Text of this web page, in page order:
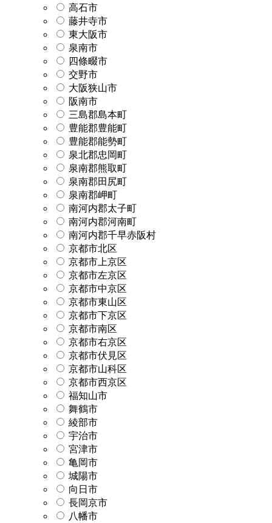
高石市
藤井寺市
東大阪市
泉南市
四條畷市
交野市
大阪狭山市
阪南市
三島郡島本町
豊能郡豊能町
豊能郡能勢町
泉北郡忠岡町
泉南郡熊取町
泉南郡田尻町
泉南郡岬町
南河内郡太子町
南河内郡河南町
南河内郡千早赤阪村
京都市北区
京都市上京区
京都市左京区
京都市中京区
京都市東山区
京都市下京区
京都市南区
京都市右京区
京都市伏見区
京都市山科区
京都市西京区
福知山市
舞鶴市
綾部市
宇治市
宮津市
亀岡市
城陽市
向日市
長岡京市
八幡市